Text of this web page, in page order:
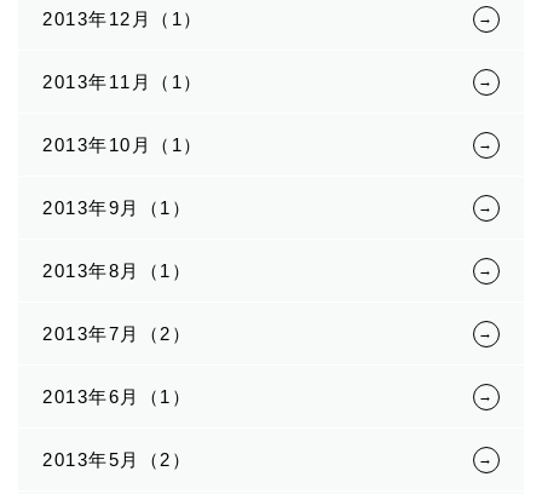
2013年12月（1）
2013年11月（1）
2013年10月（1）
2013年9月（1）
2013年8月（1）
2013年7月（2）
2013年6月（1）
2013年5月（2）